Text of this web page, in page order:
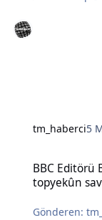
tm_haberci5
BBC Editörü
topyekûn
Gönderen: